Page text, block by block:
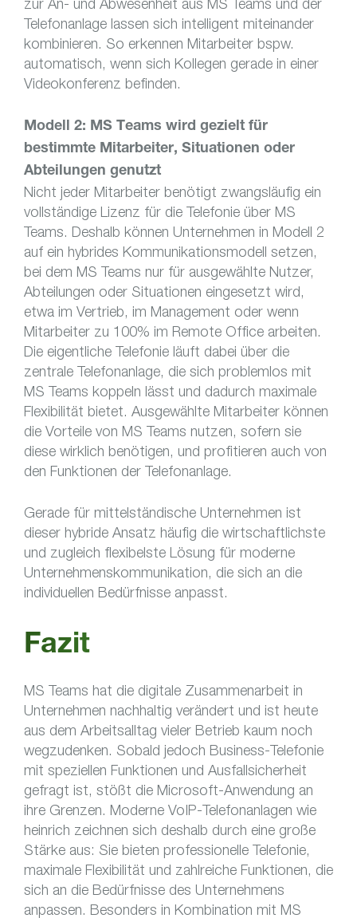
zur An- und Abwesenheit aus MS Teams und der
Telefonanlage lassen sich intelligent miteinander
kombinieren. So erkennen Mitarbeiter bspw.
automatisch, wenn sich Kollegen gerade in einer
Videokonferenz befinden.
Modell 2: MS Teams wird gezielt für
bestimmte Mitarbeiter, Situationen oder
Abteilungen genutzt
Nicht jeder Mitarbeiter benötigt zwangsläufig ein
vollständige Lizenz für die Telefonie über MS
Teams. Deshalb können Unternehmen in Modell 2
auf ein hybrides Kommunikationsmodell setzen,
bei dem MS Teams nur für ausgewählte Nutzer,
Abteilungen oder Situationen eingesetzt wird,
etwa im Vertrieb, im Management oder wenn
Mitarbeiter zu 100% im Remote Office arbeiten.
Die eigentliche Telefonie läuft dabei über die
zentrale Telefonanlage, die sich problemlos mit
MS Teams koppeln lässt und dadurch maximale
Flexibilität bietet. Ausgewählte Mitarbeiter können
die Vorteile von MS Teams nutzen, sofern sie
diese wirklich benötigen, und profitieren auch von
den Funktionen der Telefonanlage.
Gerade für mittelständische Unternehmen ist
dieser hybride Ansatz häufig die wirtschaftlichste
und zugleich flexibelste Lösung für moderne
Unternehmenskommunikation, die sich an die
individuellen Bedürfnisse anpasst.
Fazit
MS Teams hat die digitale Zusammenarbeit in
Unternehmen nachhaltig verändert und ist heute
aus dem Arbeitsalltag vieler Betrieb kaum noch
wegzudenken. Sobald jedoch Business-Telefonie
mit speziellen Funktionen und Ausfallsicherheit
gefragt ist, stößt die Microsoft-Anwendung an
ihre Grenzen. Moderne VoIP-Telefonanlagen wie
heinrich zeichnen sich deshalb durch eine große
Stärke aus: Sie bieten professionelle Telefonie,
maximale Flexibilität und zahlreiche Funktionen, die
sich an die Bedürfnisse des Unternehmens
anpassen. Besonders in Kombination mit MS